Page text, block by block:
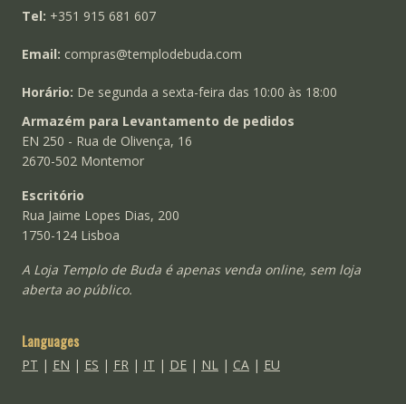
Tel: +351 915 681 607
Email: compras@templodebuda.com
Horário: De segunda a sexta-feira das 10:00 às 18:00
Armazém para Levantamento de pedidos
EN 250 - Rua de Olivença, 16
2670-502 Montemor
Escritório
Rua Jaime Lopes Dias, 200
1750-124 Lisboa
A Loja Templo de Buda é apenas venda online, sem loja
aberta ao público.
Languages
PT | EN | ES | FR| IT | DE| NL| CA| EU